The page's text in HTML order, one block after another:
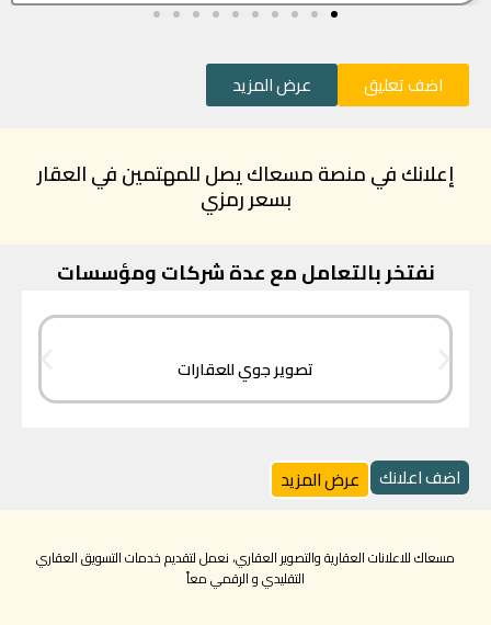
اضف تعليق عرض المزيد
إعلانك في منصة مسعاك يصل للمهتمين في العقار
بسعر رمزي
نفتخر بالتعامل مع عدة شركات ومؤسسات
تصوير جوي للعقارات
اضف اعلانك عرض المزيد
مسعاك للاعلانات العقارية والتصوير العقاري، نعمل لتقديم خدمات التسويق العقاري
التقليدي و الرقمي معاً